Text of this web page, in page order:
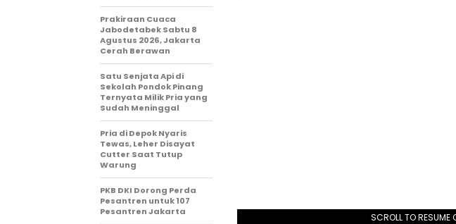
SCROLL TO RESUME
Prakiraan Cuaca
Jabodetabek Sabtu 8
Agustus 2026, Jakarta
Cerah Berawan
Satu Senjata Api di
Sekolah Pondok Pinang
Ternyata Milik Pria yang
Sudah Meninggal
Pria di Depok Nyaris
Tewas, Leher Disayat
Cutter Saat Tutup
Warung
PKB DKI Dorong Perda
Pesantren untuk 107
Pesantren Jakarta